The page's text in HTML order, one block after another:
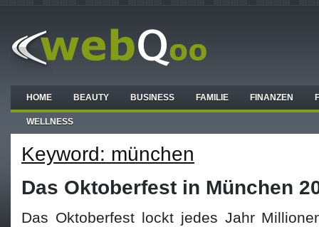
HOME BEAUTY BUSINESS FAMILIE FINANZEN
WELLNESS
Keyword: münchen
Das Oktoberfest in München
Das Oktoberfest lockt jedes Jahr